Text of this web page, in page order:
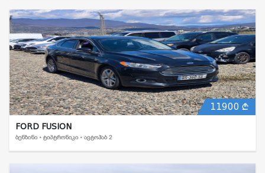
11900
FORD FUSION
ᲑᲔᲜᲖᲘᲜᲘ • ᲢᲘᲞᲢᲠᲝᲜᲘᲙᲘ • ᲐᲕᲢᲝᲰᲐᲑ 2